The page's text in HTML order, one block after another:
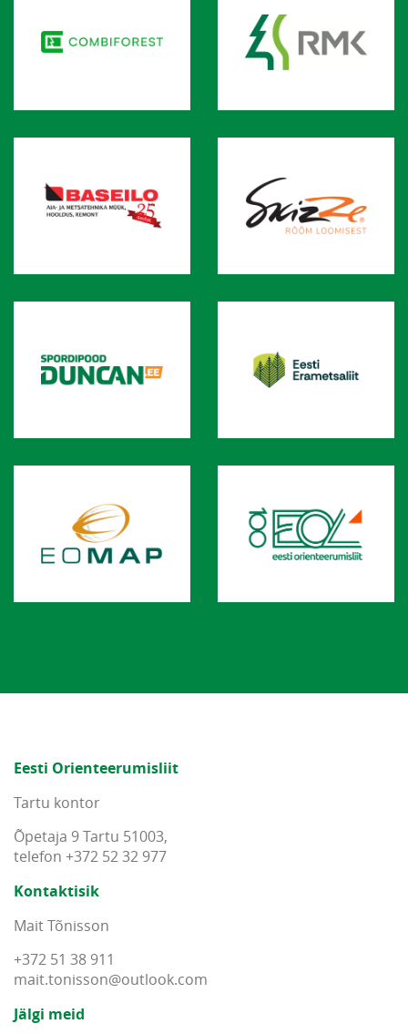
Eesti Orienteerumisliit
Tartu kontor
Õpetaja 9 Tartu 51003,
telefon +372 52 32 977
Kontaktisik
Mait Tõnisson
+372 51 38 911
mait.tonisson@outlook.com
Jälgi meid